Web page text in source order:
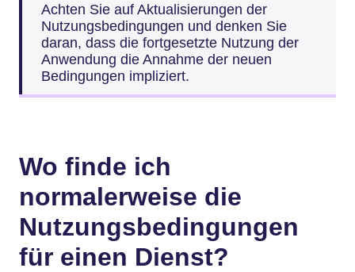
Achten Sie auf Aktualisierungen der
Nutzungsbedingungen und denken Sie
daran, dass die fortgesetzte Nutzung der
Anwendung die Annahme der neuen
Bedingungen impliziert.
Wo finde ich
normalerweise die
Nutzungsbedingungen
für einen Dienst?